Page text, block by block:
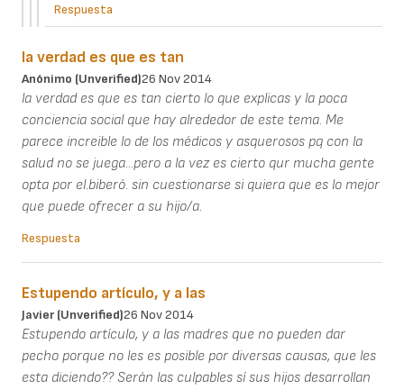
Respuesta
la verdad es que es tan
Anónimo (unverified)26 Nov 2014
la verdad es que es tan cierto lo que explicas y la poca
conciencia social que hay alrededor de este tema. Me
parece increible lo de los médicos y asquerosos pq con la
salud no se juega...pero a la vez es cierto qur mucha gente
opta por el.biberó. sin cuestionarse si quiera que es lo mejor
que puede ofrecer a su hijo/a.
Respuesta
Estupendo artículo, y a las
Javier (unverified)26 Nov 2014
Estupendo artículo, y a las madres que no pueden dar
pecho porque no les es posible por diversas causas, que les
esta diciendo?? Serán las culpables sí sus hijos desarrollan